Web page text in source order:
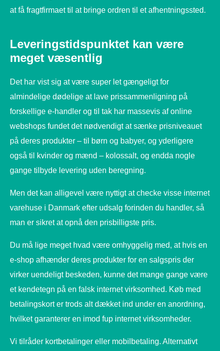
at få fragtfirmaet til at bringe ordren til et afhentningssted.
Leveringstidspunktet kan være
meget væsentlig
Det har vist sig at være super let gængeligt for
almindelige dødelige at lave prissammenligning på
forskellige e-handler og til tak har massevis af online
webshops fundet det nødvendigt at sænke prisniveauet
på deres produkter – til børn og babyer, og yderligere
også til kvinder og mænd – kolossalt, og endda nogle
gange tilbyde levering uden beregning.
Men det kan alligevel være nyttigt at checke visse internet
varehuse i Danmark efter udsalg forinden du handler, så
man er sikret at opnå den prisbilligste pris.
Du må lige meget hvad være omhyggelig med, at hvis en
e-shop afhænder deres produkter for en salgspris der
virker uendeligt beskeden, kunne det mange gange være
et kendetegn på en falsk internet virksomhed. Køb med
betalingskort er trods alt dækket ind under en anordning,
hvilket garanterer en imod fup internet virksomheder.
Vi tilråder kortbetalinger eller mobilbetaling. Alternativt